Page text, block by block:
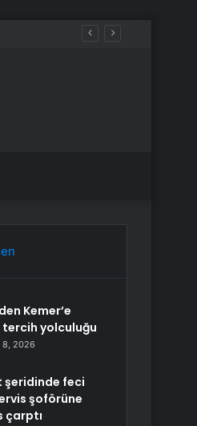
Kemer’e
tercih yolculuğu
8, 2026
şeridinde feci
şoförüne
çarptı